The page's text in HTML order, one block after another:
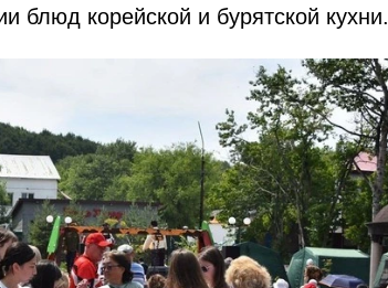
блюд корейской и бурятской кухни.